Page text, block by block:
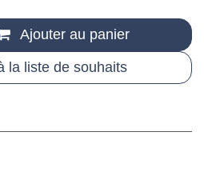
Ajouter au panier
la liste de souhaits